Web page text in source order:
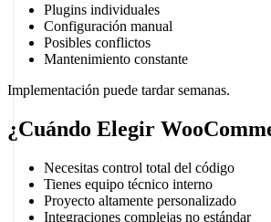
Plugins individuales
Configuración manual
Posibles conflictos
Mantenimiento constante
Implementación puede tardar semanas.
¿Cuándo Elegir
Necesitas control total del código
Tienes equipo técnico interno
Proyecto altamente personalizado
Integraciones complejas no estándar